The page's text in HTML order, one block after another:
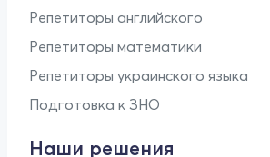
Репетиторы английского
Репетиторы математики
Репетиторы украинского языка
Подготовка к ЗНО
Наши решения